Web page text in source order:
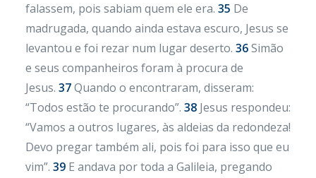
falassem, pois sabiam quem ele era. 35 De
madrugada, quando ainda estava escuro, Jesus se
levantou e foi rezar num lugar deserto. 36Simão
e seus companheiros foram à procura de
Jesus. 37Quando o encontraram, disseram:
“Todos estão te procurando”. 38 Jesus respondeu:
“Vamos a outros lugares, às aldeias da redondeza!
Devo pregar também ali, pois foi para isso que eu
vim”. 39 E andava por toda a Galileia, pregando